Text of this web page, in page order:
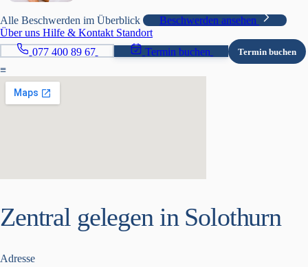
Alle Beschwerden im Überblick
Beschwerden ansehen
Über uns Hilfe & Kontakt Standort
077 400 89 67
Termin buchen Termin buchen
≡
Zentral gelegen in Solothurn
Adresse